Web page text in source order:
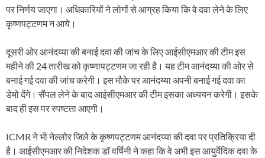
पर निर्णय जाएगा। अधिकारियों ने लोगों से आग्रह किया कि वे दवा लेने के लिए
कृष्णपट्टणम न आये।
दूसरी ओर आनंदय्या की बनाई दवा की जांच के लिए आईसीएमआर की टीम इस
महीने की 24 तारीख को कृष्णापट्टणम जा रही है। यह टीम आनंदय्या की ओर से
बनाई गई दवा की जांच करेगी। इस मौके पर आनंदय्या अपनी बनाई गई दवा का
डेमो देंगे। सैंपल लेने के बाद आईसीएमआर की टीम इसका अध्ययन करेगी। इसके
बाद ही इस पर स्पष्टता आएगी।
ICMR ने भी नेल्लोर जिले के कृष्णपट्टणम आनंदय्या की दवा पर प्रतिक्रिया दी
है। आईसीएमआर की निदेशक डॉ वर्षिनी ने कहा कि वे अभी इस आयुर्वेदिक दवा के